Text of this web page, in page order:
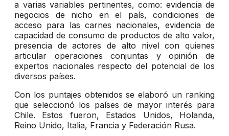
a varias variables pertinentes, como: evidencia de
negocios de nicho en el país, condiciones de
acceso para las carnes nacionales, evidencia de
capacidad de consumo de productos de alto valor,
presencia de actores de alto nivel con quienes
articular operaciones conjuntas y opinión de
expertos nacionales respecto del potencial de los
diversos países.
Con los puntajes obtenidos se elaboró un ranking
que seleccionó los países de mayor interés para
Chile. Estos fueron, Estados Unidos, Holanda,
Reino Unido, Italia, Francia y Federación Rusa.